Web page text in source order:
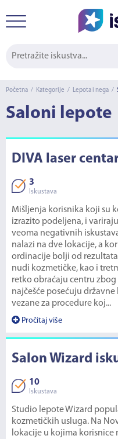
Početna / Kategorije / Lepota i nega /
Saloni lepote
DIVA laser
3
Iskustava
Mišljenja korisnika koji su
izrazito podeljena, i
veoma negativnih
nalazi na dve lokacije, a
ordinacije bolji od
nudi kozmetičke, kao i
retko obraćaju centru
najčešće posećuju
vezane za procedure koj...
Pročitaj više
Salon Wizard
10
Iskustava
Studio lepote Wizard
kozmetičkih usluga. Na
lokacije u kojima korisnice